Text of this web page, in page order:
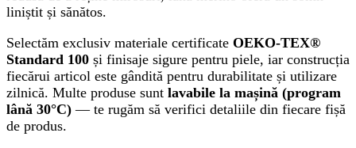
liniștit și sănătos.
Selectăm exclusiv materiale certificate OEKO-TEX®
Standard 100 și finisaje sigure pentru piele, iar construcția
fiecărui articol este gândită pentru durabilitate și utilizare
zilnică. Multe produse sunt lavabile la mașină (program
lână 30°C) — te rugăm să verifici detaliile din fiecare fișă
de produs.